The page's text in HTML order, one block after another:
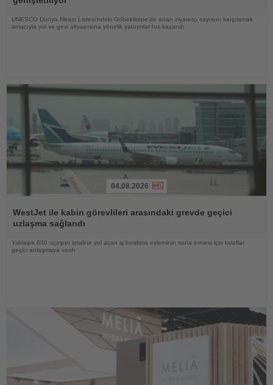
UNESCO Dünya Mirası Listesi'ndeki Göbeklitepe'de artan ziyaretçi sayısını karşılamak
amacıyla yol ve gezi altyapısına yönelik yatırımlar hız kazandı
Oku
04.08.2026
WestJet ile kabin görevlileri arasındaki grevde geçici
uzlaşma sağlandı
Yaklaşık 600 uçuşun iptaline yol açan iş bırakma eyleminin sona ermesi için taraflar
geçici anlaşmaya vardı